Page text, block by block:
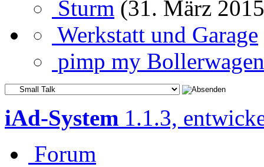
Sturm (31. März
Werkstatt und Garage
pimp my Bollerwagen
iAd-System 1.1.3,
Forum